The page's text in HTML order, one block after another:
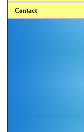
Contact